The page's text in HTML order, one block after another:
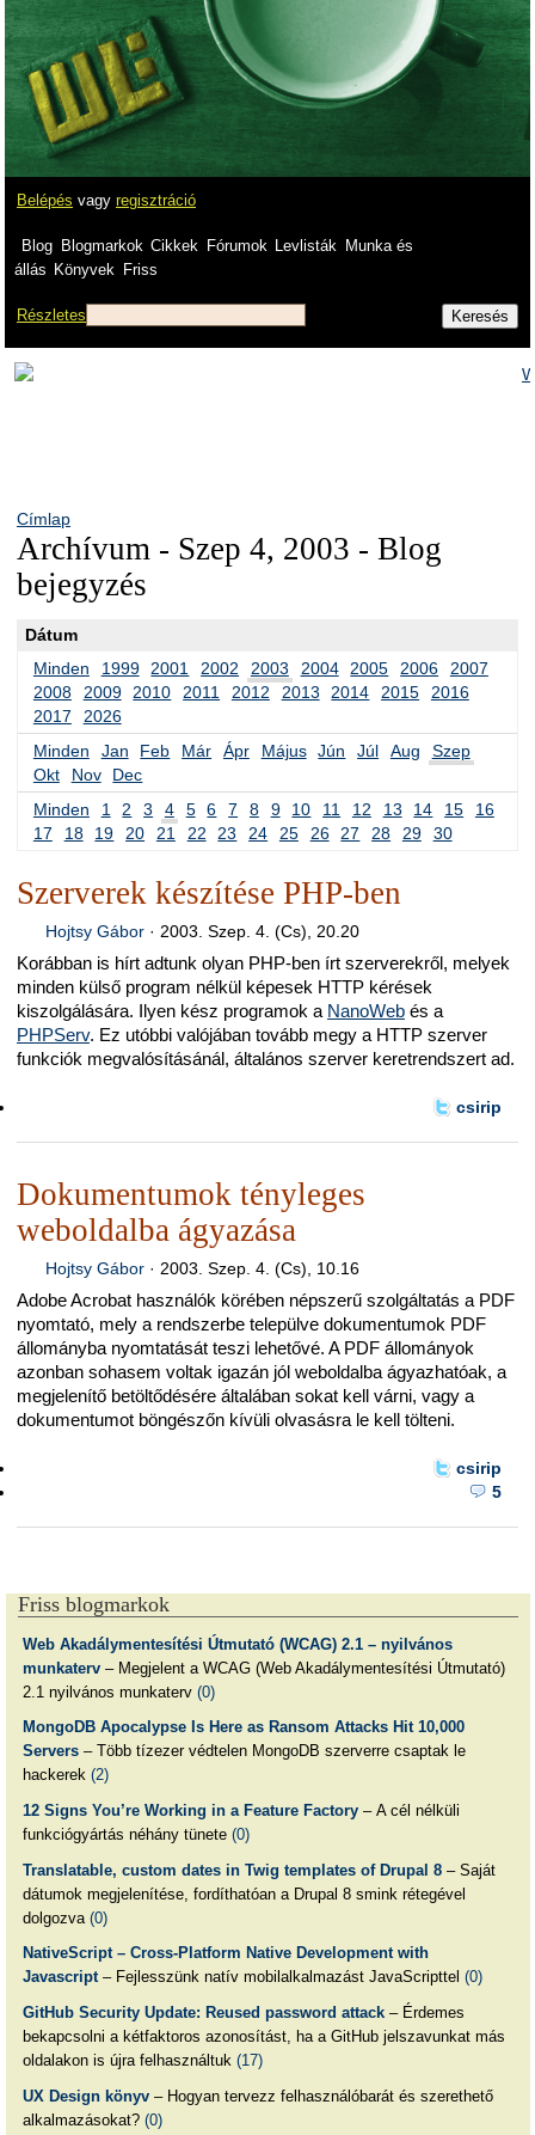
Belépés vagy regisztráció
Blog Blogmarkok Cikkek Fórumok Levlisták
Munka és
állás Könyvek Friss
Részletes
Címlap
Archívum - Szep 4, 2003 - Blog
bejegyzés
Dátum
Minden
1999 2001 2002 2003 2004 2005 2006
2007
2008
2009 2010 2011 2012 2013 2014 2015
2016
2017
2026
Minden
Jan Feb Már Ápr Május Jún Júl Aug
Szep
Okt
Nov
Dec
Minden
1 2 3 4 5 6 7 8 9 10 11 12 13 14 15
16
17
18 19 20 21 22 23 24 25 26 27 28 29 30
Szerverek készítése PHP-ben
Hojtsy Gábor· 2003. Szep. 4. (Cs), 20.20
Korábban is hírt adtunk olyan PHP-ben írt szerverekről, melyek
minden külső program nélkül képesek HTTP kérések
kiszolgálására. Ilyen kész programok a NanoWeb és a
PHPServ. Ez utóbbi valójában tovább megy a HTTP szerver
funkciók megvalósításánál, általános szerver keretrendszert ad.
csirip
Dokumentumok tényleges
weboldalba ágyazása
Hojtsy Gábor· 2003. Szep. 4. (Cs), 10.16
Adobe Acrobat használók körében népszerű szolgáltatás a PDF
nyomtató, mely a rendszerbe települve dokumentumok PDF
állományba nyomtatását teszi lehetővé. A PDF állományok
azonban sohasem voltak igazán jól weboldalba ágyazhatóak, a
megjelenítő betöltődésére általában sokat kell várni, vagy a
dokumentumot böngészőn kívüli olvasásra le kell tölteni.
csirip
5
Friss blogmarkok
Web Akadálymentesítési Útmutató (WCAG) 2.1 – nyilvános
munkaterv– Megjelent a WCAG (Web Akadálymentesítési Útmutató)
2.1 nyilvános munkaterv (0)
MongoDB Apocalypse Is Here as Ransom Attacks Hit 10,000
Servers– Több tízezer védtelen MongoDB szerverre csaptak le
hackerek (2)
12 Signs You’re Working in a Feature Factory– A cél nélküli
funkciógyártás néhány tünete (0)
Translatable, custom dates in Twig templates of Drupal 8– Saját
dátumok megjelenítése, fordíthatóan a Drupal 8 smink rétegével
dolgozva (0)
NativeScript – Cross-Platform Native Development with
Javascript– Fejlesszünk natív mobilalkalmazást JavaScripttel (0)
GitHub Security Update: Reused password attack– Érdemes
bekapcsolni a kétfaktoros azonosítást, ha a GitHub jelszavunkat más
oldalakon is újra felhasználtuk (17)
UX Design könyv– Hogyan tervezz felhasználóbarát és szerethető
alkalmazásokat? (0)